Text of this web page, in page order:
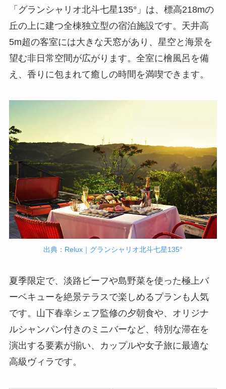
「グランシャリオ北斗七星135°」は、標高218mの
丘の上に建つ全棟独立型の宿泊施設です。天井高
5m超の客室には大きな天窓があり、星空と海景を
望む非日常空間が広がります。全室に檜風呂を備
え、香りに包まれて癒しの時間を満喫できます。
出典：Relux｜グランシャリオ北斗七星135°
夏季限定で、淡路ビーフや島野菜を使った極上バ
ーベキューを絶景テラスで楽しめるプランも人気
です。山下春幸シェフ監修の夕朝食や、オリジナ
ルシャンパン付きのミニバーなど、特別な滞在を
演出する要素が揃い、カップルや女子旅に最適な
高級ヴィラです。